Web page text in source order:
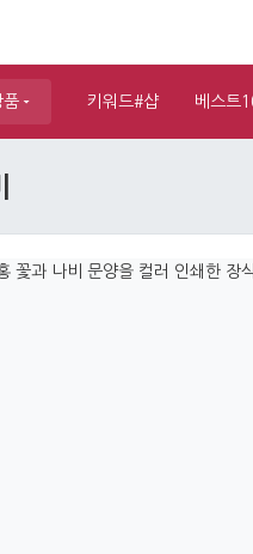
품 키워드#샵 베스트